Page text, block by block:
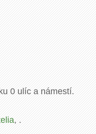
0 ulíc a námestí.
, .